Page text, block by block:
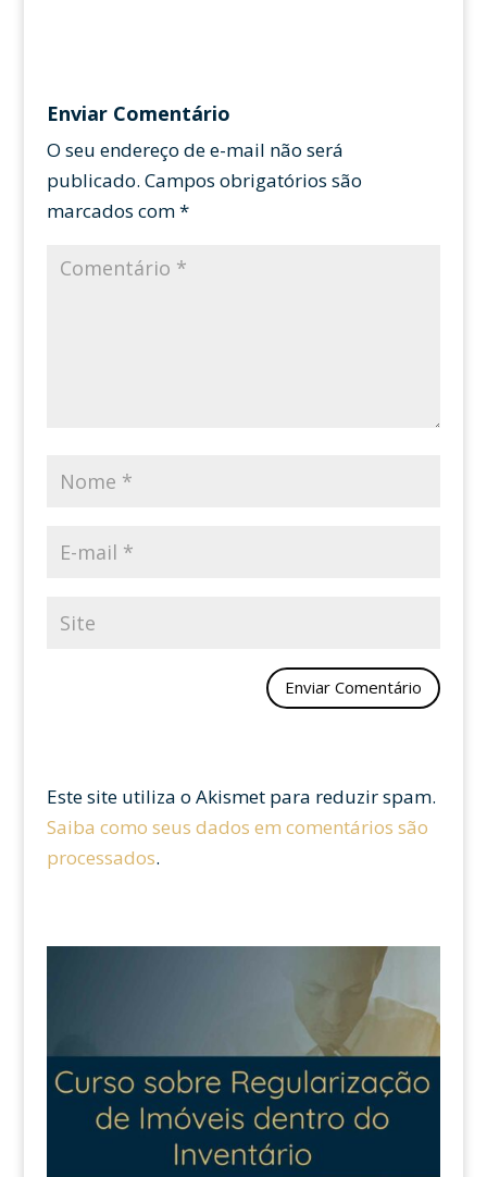
Enviar Comentário
O seu endereço de e-mail não será
publicado. Campos obrigatórios são
marcados com*
Este site utiliza o Akismet para reduzir spam.
Saiba como seus dados em comentários são
processados.